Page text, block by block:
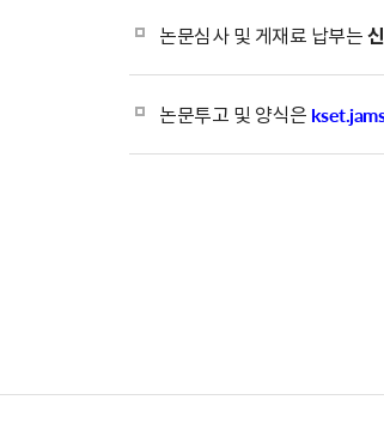
논문심사 및 게재료 납부는
논문투고 및 양식은